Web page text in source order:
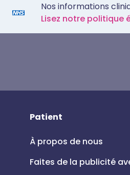
Nos informations
Lisez notre politique
Patient
À propos de nous
Faites de la publicité